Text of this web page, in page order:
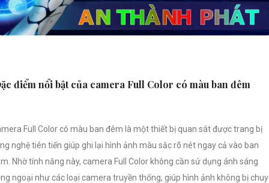
điểm nổi bật của camera Full Color có màu ban đêm
Full Color có màu ban đêm là một thiết bị quan sát được trang bị
nghệ tiên tiến giúp ghi lại hình ảnh màu sắc rõ nét ngay cả vào ban
Nhờ tính năng này, camera Full Color không cần sử dụng ánh sáng
ngoại như các loại camera truyền thống, giúp hình ảnh không bị